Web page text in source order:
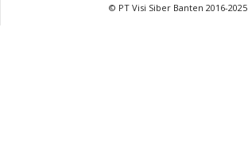
© PT Visi Siber Banten 2016-2025